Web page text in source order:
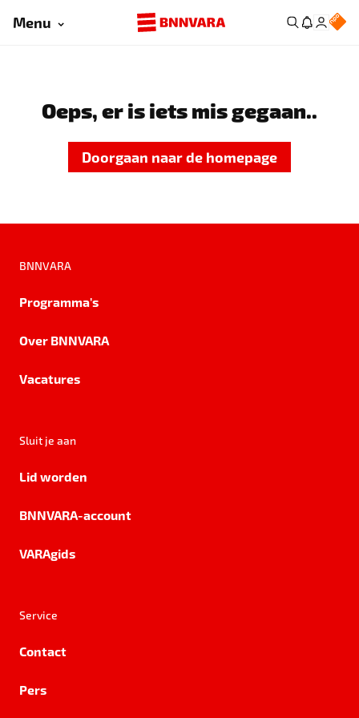
Menu
Oeps, er is iets mis gegaan..
Doorgaan naar de homepage
BNNVARA
Programma's
Over BNNVARA
Vacatures
Sluit je aan
Lid worden
BNNVARA-account
VARAgids
Service
Contact
Pers